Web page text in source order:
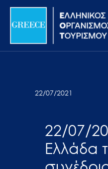
Σημείωση:
ιστότοπος
προσβασιμότητας.
Μετάβαση
περιεχόμενο
22/07/2021
22/07/
Ελλάδα